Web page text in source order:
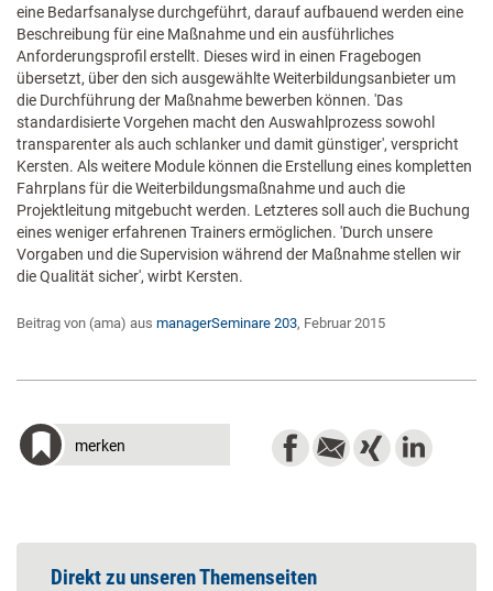
eine Bedarfsanalyse durchgeführt, darauf aufbauend werden eine
Beschreibung für eine Maßnahme und ein ausführliches
Anforderungsprofil erstellt. Dieses wird in einen Fragebogen
übersetzt, über den sich ausgewählte Weiterbildungsanbieter um
die Durchführung der Maßnahme bewerben können. 'Das
standardisierte Vorgehen macht den Auswahlprozess sowohl
transparenter als auch schlanker und damit günstiger', verspricht
Kersten. Als weitere Module können die Erstellung eines kompletten
Fahrplans für die Weiterbildungsmaßnahme und auch die
Projektleitung mitgebucht werden. Letzteres soll auch die Buchung
eines weniger erfahrenen Trainers ermöglichen. 'Durch unsere
Vorgaben und die Supervision während der Maßnahme stellen wir
die Qualität sicher', wirbt Kersten.
Beitrag von (ama) aus managerSeminare 203, Februar 2015
merken
Direkt zu unseren Themenseiten